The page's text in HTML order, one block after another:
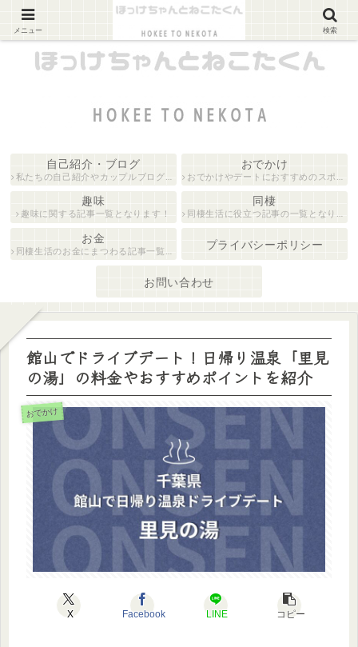
カップルブログ
自己紹介・ブログ
私たちの自己紹介やカップルブログに関する記事の一覧となります！
おでかけ
おでかけやデートにおすすめのスポットを紹介している記事一覧となります！
趣味
趣味に関する記事一覧となります！
同棲
同棲生活に役立つ記事の一覧となります！
お金
同棲生活のお金にまつわる記事一覧となります！ プライバシーポリシー
お問い合わせ
館山でドライブデート！日帰り温泉「里見
の湯」の料金やおすすめポイントを紹介
おでかけ
X Facebook LINE コピー
メニュー 検索